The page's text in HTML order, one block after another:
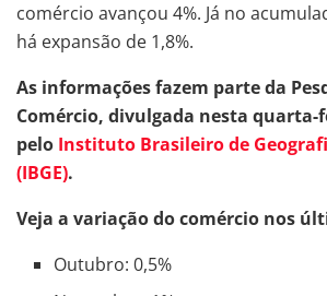
comércio avançou 4%. Já no
há expansão de 1,8%.
As informações fazem parte da
Comércio, divulgada nesta quarta-
pelo Instituto Brasileiro de
(IBGE).
Veja a variação do comércio nos
Outubro: 0,5%